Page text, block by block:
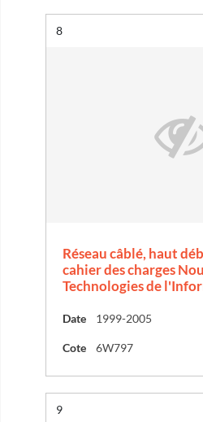
Résultat n°
8
Réseau câblé, haut
cahier des charges
Technologies de
Date 1999-2005
Cote 6W797
Résultat n°
9